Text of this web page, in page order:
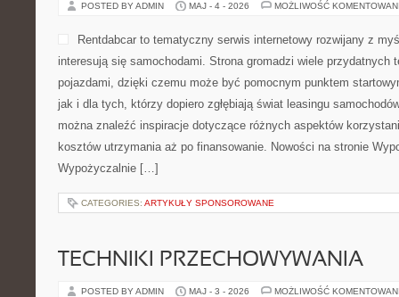
POSTED BY ADMIN MAJ - 4 - 2026 MOŻLIWOŚĆ
Rentdabcar to tematyczny serwis internetowy rozwijany z
interesują się samochodami. Strona gromadzi wiele przydatnych
pojazdami, dzięki czemu może być pomocnym punktem
jak i dla tych, którzy dopiero zgłębiają świat leasingu
można znaleźć inspiracje dotyczące różnych aspektów
kosztów utrzymania aż po finansowanie. Nowości na stronie
Wypożyczalnie […]
CATEGORIES: ARTYKUŁY SPONSOROWANE
TECHNIKI PRZECHOWYWANIA
POSTED BY ADMIN MAJ - 3 - 2026 MOŻLIWOŚĆ